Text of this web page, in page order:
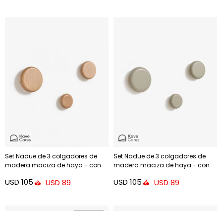
Set Nadue de 3 colgadores de
madera maciza de haya - con
USD 105 USD 89
Set Nadue de 3 colgadores de
madera maciza de haya - con
USD 105 USD 89